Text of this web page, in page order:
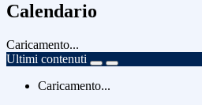
Calendario
Caricamento...
Ultimi contenuti
Caricamento...